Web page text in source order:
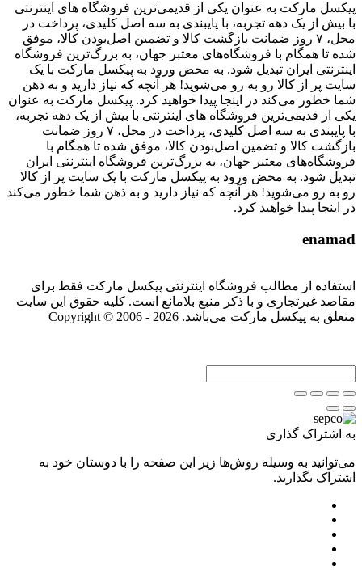
پیکسل مارکت به عنوان یکی از قدیمی‌ترین فروشگاه های اینترنتی
با بیش از یک دهه تجربه، با پایبندی به سه اصل کلیدی، پرداخت در
محل، ۷ روز ضمانت بازگشت کالا و تضمین اصل‌بودن کالا، موفق
شده تا همگام با فروشگاه‌های معتبر جهان، به بزرگ‌ترین فروشگاه
اینترنتی ایران تبدیل شود. به محض ورود به پیکسل مارکت با یک
سایت پر از کالا رو به رو می‌شوید! هر آنچه که نیاز دارید و به ذهن
شما خطور می‌کند در اینجا پیدا خواهید کرد. پیکسل مارکت به عنوان
یکی از قدیمی‌ترین فروشگاه های اینترنتی با بیش از یک دهه تجربه،
با پایبندی به سه اصل کلیدی، پرداخت در محل، ۷ روز ضمانت
بازگشت کالا و تضمین اصل‌بودن کالا، موفق شده تا همگام با
فروشگاه‌های معتبر جهان، به بزرگ‌ترین فروشگاه اینترنتی ایران
تبدیل شود. به محض ورود به پیکسل مارکت با یک سایت پر از کالا
رو به رو می‌شوید! هر آنچه که نیاز دارید و به ذهن شما خطور می‌کند
در اینجا پیدا خواهید کرد.
enamad
استفاده از مطالب فروشگاه اینترنتی پیکسل مارکت فقط برای
مقاصد غیرتجاری و با ذکر منبع بلامانع است. کلیه حقوق این سایت
متعلق به پیکسل مارکت می‌باشد. Copyright © 2006 - 2026
به اشتراک گذاری
می‌توانید به وسیله روش‌ها زیر این صفحه را با دوستان خود به
اشتراک بگذارید.